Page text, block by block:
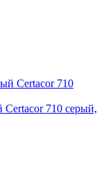
710 серый,